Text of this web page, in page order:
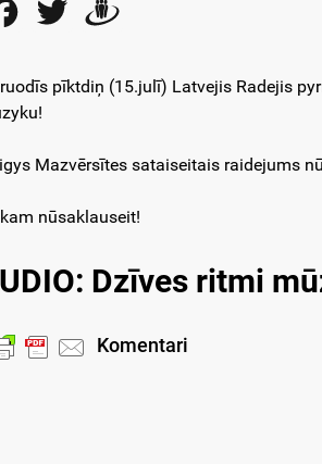
FacebookTwitter
pīktdiņ (15.julī) Latvejis Radejis
Mazvērsītes sataiseitais raidejums
nūsaklauseit!
Dzīves ritmi
Komentari